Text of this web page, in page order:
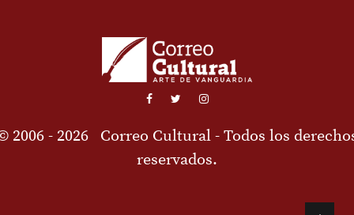
2006 - 2026 Correo Cultural - Todos los
reservados.